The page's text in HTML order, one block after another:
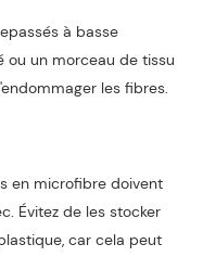
à basse
ou un morceau de tissu
les fibres.
en microfibre doivent
Évitez de les stocker
car cela peut